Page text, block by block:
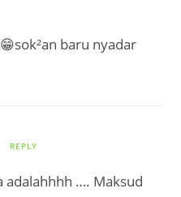
baru nyadar
REPLY
adalahhhh …. Maksud